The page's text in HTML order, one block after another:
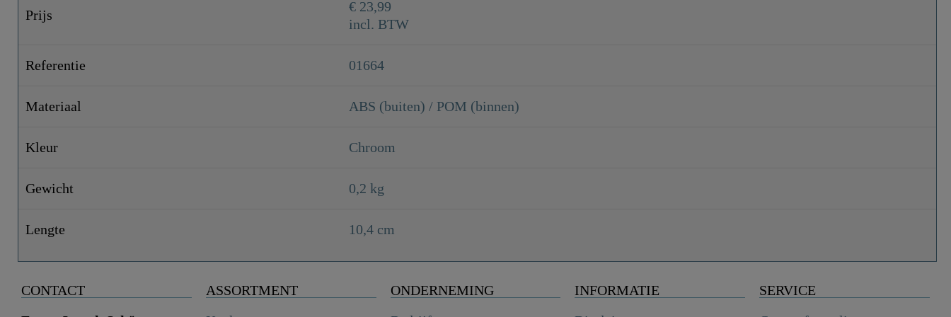
Prijs
€ 23,99
incl. BTW
Referentie 01664
Materiaal ABS (buiten) / POM (binnen)
Kleur Chroom
Gewicht 0,2 kg
Lengte 10,4 cm
CONTACT
ASSORTMENT
ONDERNEMING
INFORMATIE
SERVICE